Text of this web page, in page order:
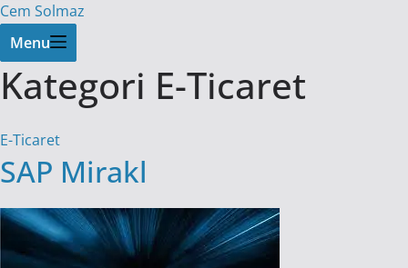
Cem Solmaz
Menu
Kategori E-Ticaret
E-Ticaret
SAP Mirakl